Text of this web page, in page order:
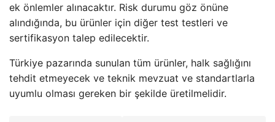
ek önlemler alınacaktır. Risk durumu göz önüne
alındığında, bu ürünler için diğer test testleri ve
sertifikasyon talep edilecektir.
Türkiye pazarında sunulan tüm ürünler, halk sağlığını
tehdit etmeyecek ve teknik mevzuat ve standartlarla
uyumlu olması gereken bir şekilde üretilmelidir.